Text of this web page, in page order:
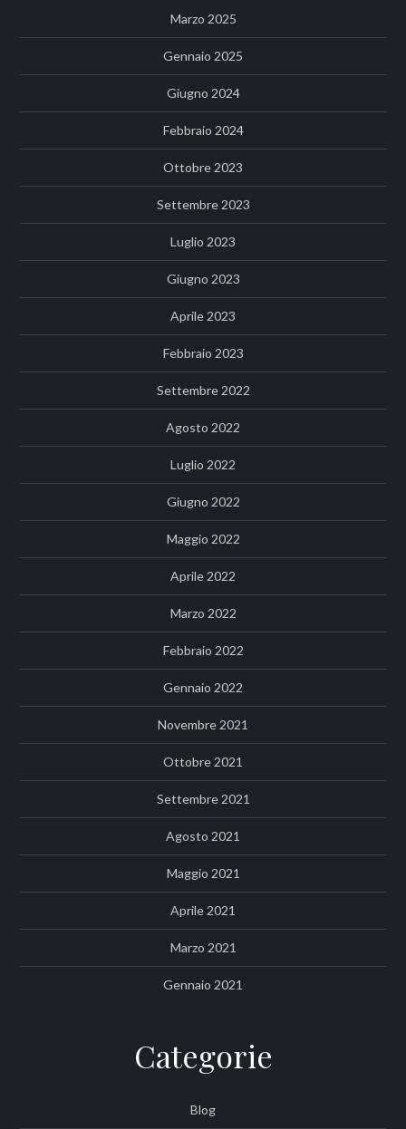
Marzo 2025
Gennaio 2025
Giugno 2024
Febbraio 2024
Ottobre 2023
Settembre 2023
Luglio 2023
Giugno 2023
Aprile 2023
Febbraio 2023
Settembre 2022
Agosto 2022
Luglio 2022
Giugno 2022
Maggio 2022
Aprile 2022
Marzo 2022
Febbraio 2022
Gennaio 2022
Novembre 2021
Ottobre 2021
Settembre 2021
Agosto 2021
Maggio 2021
Aprile 2021
Marzo 2021
Gennaio 2021
Categorie
Blog